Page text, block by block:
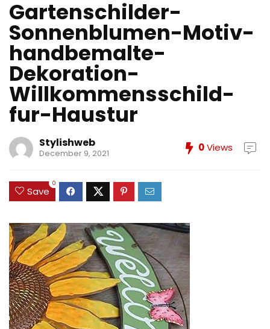
Gartenschilder-
Sonnenblumen-Motiv-
handbemalte-
Dekoration-
Willkommensschild-
fur-Haustur
Stylishweb
December 9, 2021 0Views
Save
0